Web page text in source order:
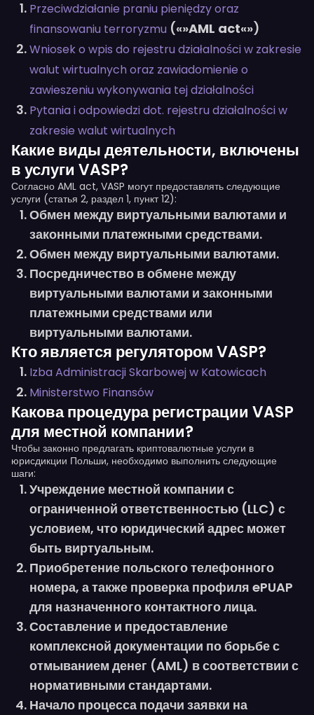
Przeciwdziałanie praniu pieniędzy oraz
finansowaniu terroryzmu («»AML act«»)
Wniosek o wpis do rejestru działalności w zakresie
walut wirtualnych oraz zawiadomienie o
zawieszeniu wykonywania tej działalności
Pytania i odpowiedzi dot. rejestru działalności w
zakresie walut wirtualnych
Какие виды деятельности, включены
в услуги VASP?
Согласно AML act, VASP могут предоставлять следующие
услуги (статья 2, раздел 1, пункт 12):
Обмен между виртуальными валютами и
законными платежными средствами.
Обмен между виртуальными валютами.
Посредничество в обмене между
виртуальными валютами и законными
платежными средствами или
виртуальными валютами.
Кто является регулятором VASP?
Izba Administracji Skarbowej w Katowicach
Ministerstwo Finansów
Какова процедура регистрации VASP
для местной компании?
Чтобы законно предлагать криптовалютные услуги в
юрисдикции Польши, необходимо выполнить следующие
шаги:
Учреждение местной компании с
ограниченной ответственностью (LLC) с
условием, что юридический адрес может
быть виртуальным.
Приобретение польского телефонного
номера, а также проверка профиля ePUAP
для назначенного контактного лица.
Составление и предоставление
комплексной документации по борьбе с
отмыванием денег (AML) в соответствии с
нормативными стандартами.
Начало процесса подачи заявки на